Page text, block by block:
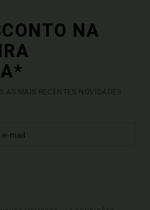
NA
AS MAIS RECENTES NOVIDADES